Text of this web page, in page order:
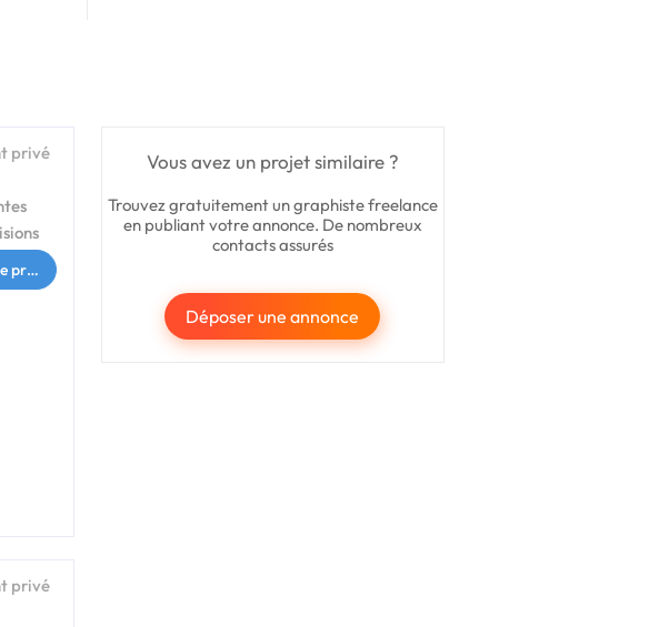
Vous avez un projet similaire ?
Trouvez gratuitement un graphiste freelance
en publiant votre annonce. De nombreux
contacts assurés
Déposer une annonce
privé
privé